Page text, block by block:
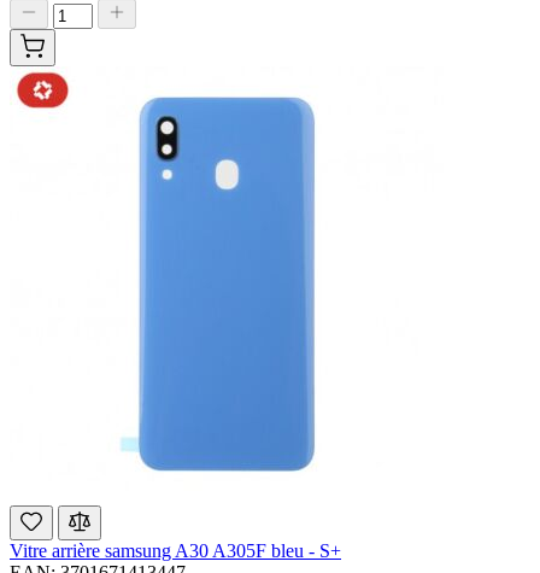
Vitre arrière samsung A30 A305F bleu - S+